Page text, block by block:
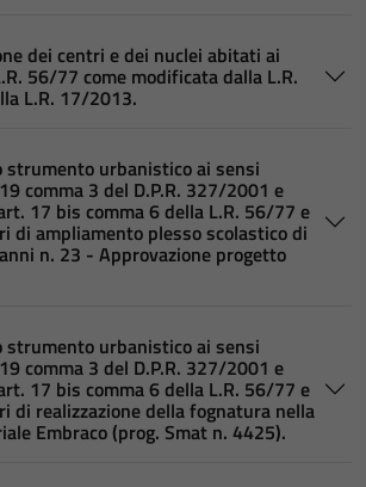
dei centri e dei nuclei abitati ai
56/77 come modificata dalla L.R.
L.R. 17/2013.
strumento urbanistico ai sensi
comma 3 del D.P.R. 327/2001 e
17 bis comma 6 della L.R. 56/77 e
di ampliamento plesso scolastico di
n. 23 - Approvazione progetto
strumento urbanistico ai sensi
comma 3 del D.P.R. 327/2001 e
17 bis comma 6 della L.R. 56/77 e
di realizzazione della fognatura nella
Embraco (prog. Smat n. 4425).